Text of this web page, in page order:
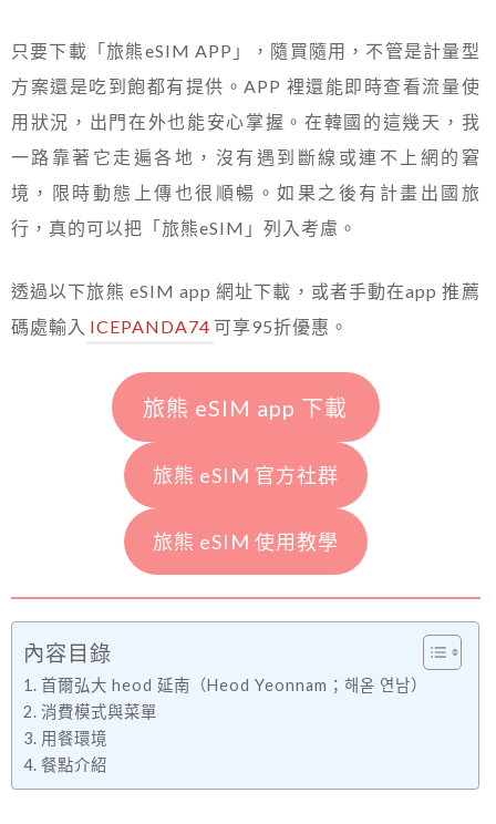
只要下載「旅熊eSIM APP」，隨買隨用，不管是計量型
方案還是吃到飽都有提供。APP 裡還能即時查看流量使
用狀況，出門在外也能安心掌握。在韓國的這幾天，我
一路靠著它走遍各地，沒有遇到斷線或連不上網的窘
境，限時動態上傳也很順暢。如果之後有計畫出國旅
行，真的可以把「旅熊eSIM」列入考慮。
透過以下旅熊 eSIM app 網址下載，或者手動在app 推薦
碼處輸入 ICEPANDA74 可享95折優惠。
旅熊 eSIM app 下載
旅熊 eSIM 官方社群
旅熊 eSIM 使用教學
內容目錄
首爾弘大 heod 延南（Heod Yeonnam；해옫 연남）
消費模式與菜單
用餐環境
餐點介紹